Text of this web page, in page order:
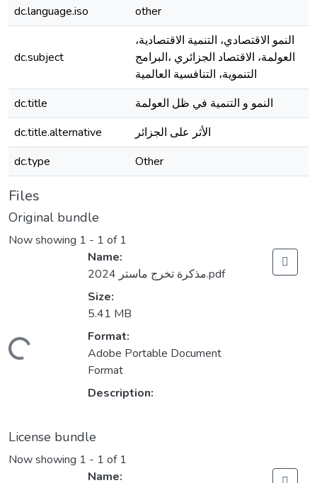
dc.language.iso
other
dc.subject
النمو الاقتصادي، التنمية الاقتصادية،
العولمة، الاقتصاد الجزائري ،البرامج
التنموية، التنافسية العالمية
dc.title
النمو و التنمية في ظل العولمة
dc.title.alternative
الأثر على الجزائر
dc.type
Other
Files
Original bundle
Now showing 1 - 1 of 1
Loading...
Name:
مذكرة تخرج ماستر 2024.pdf
Size:
5.41 MB
Format:
Adobe Portable Document
Format
Description:
License bundle
Now showing 1 - 1 of 1
Name: